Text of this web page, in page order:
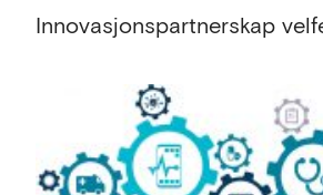
Innovasjonspartnerskap